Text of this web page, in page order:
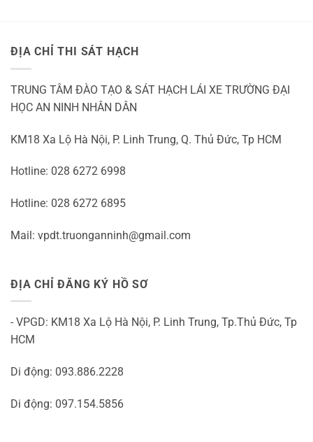
ĐỊA CHỈ THI SÁT HẠCH
TRUNG TÂM ĐÀO TẠO & SÁT HẠCH LÁI XE TRƯỜNG ĐẠI
HỌC AN NINH NHÂN DÂN
KM18 Xa Lộ Hà Nội, P. Linh Trung, Q. Thủ Đức, Tp HCM
Hotline: 028 6272 6998
Hotline: 028 6272 6895
Mail: vpdt.truonganninh@gmail.com
ĐỊA CHỈ ĐĂNG KÝ HỒ SƠ
- VPGD: KM18 Xa Lộ Hà Nội, P. Linh Trung, Tp.Thủ Đức, Tp
HCM
Di động: 093.886.2228
Di động: 097.154.5856